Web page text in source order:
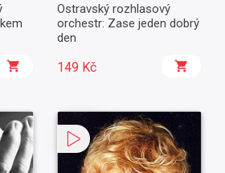
Ostravský rozhlasový
orchestr: Zase jeden dobrý
den
149 Kč